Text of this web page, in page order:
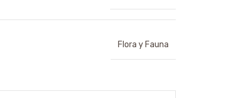
Flora y Fauna